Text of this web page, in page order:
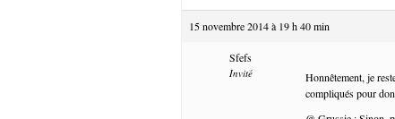
15 novembre 2014 à 19 h 40 min
Sfefs
Invité
Honnêtement, je
compliqués pour